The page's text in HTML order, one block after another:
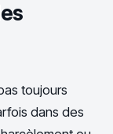
toujours
dans des